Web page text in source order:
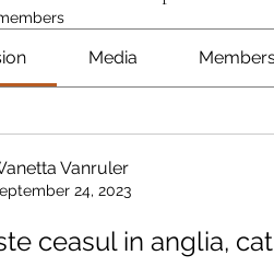
Media
Vanruler
Vanruler
24, 2023
ceasul in anglia,